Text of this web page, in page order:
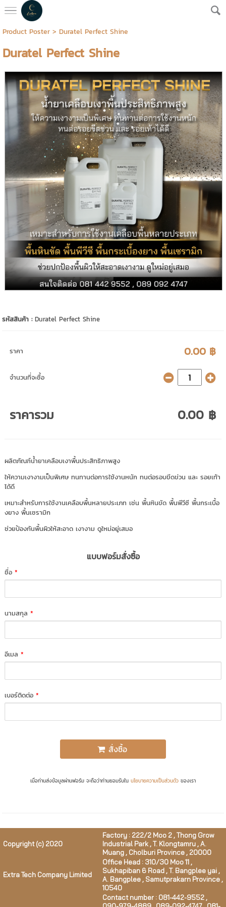
Product Poster> Duratel Perfect Shine
Duratel Perfect Shine
รหัสสินค้า :Duratel Perfect Shine
ราคา 0.00 ฿
จำนวนที่จะซื้อ
ราคารวม 0.00 ฿
ผลิตภัณฑ์น้ำยาเคลือบเงาพื้นประสิทธิภาพสูง
ให้ความเงางามเป็นพิเศษ ทนทานต่อการใช้งานหนัก ทนต่อรอบขีดข่วน และ รอยเท้า
ได้ดี
เหมาะสำหรับการใช้งานเคลือบพื้นหลายประเภท เช่น พื้นหินขัด พื้นพีวีซี พื้นกระเบื้อ
งยาง พื้นเซรามิก
ช่วยป้องกันพื้นผิวให้สะอาด เงางาม ดูใหม่อยู่เสมอ
แบบฟอร์มสั่งซื้อ
ชื่อ*
นามสกุล*
อีเมล*
เบอร์ติดต่อ*
สั่งซื้อ
เมื่อท่านส่งข้อมูลผ่านฟอร์ม จะถือว่าท่านยอมรับใน นโยบายความเป็นส่วนตัว ของเรา
Copyright (c) 2020
Factory : 222/2 Moo 2 , Thong Grow
Industrial Park , T. Klongtamru , A.
Muang , Cholburi Province , 20000
Extra Tech Company Limited
Office Head : 310/30 Moo 11 ,
Sukhapiban 6 Road , T. Bangplee yai ,
A. Bangplee , Samutprakarn Province ,
10540
Contact number : 081-442-9552 ,